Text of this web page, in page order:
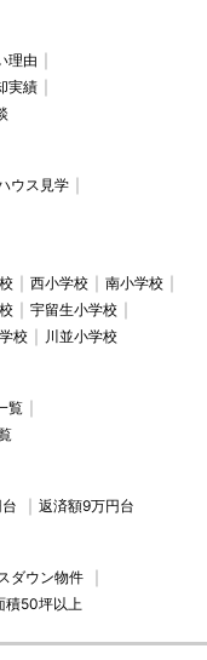
理由
実績
ウス見学
西小学校
南小学校
宇留生小学校
校 川並小学校
覧
返済額9万円台
ダウン物件
積50坪以上